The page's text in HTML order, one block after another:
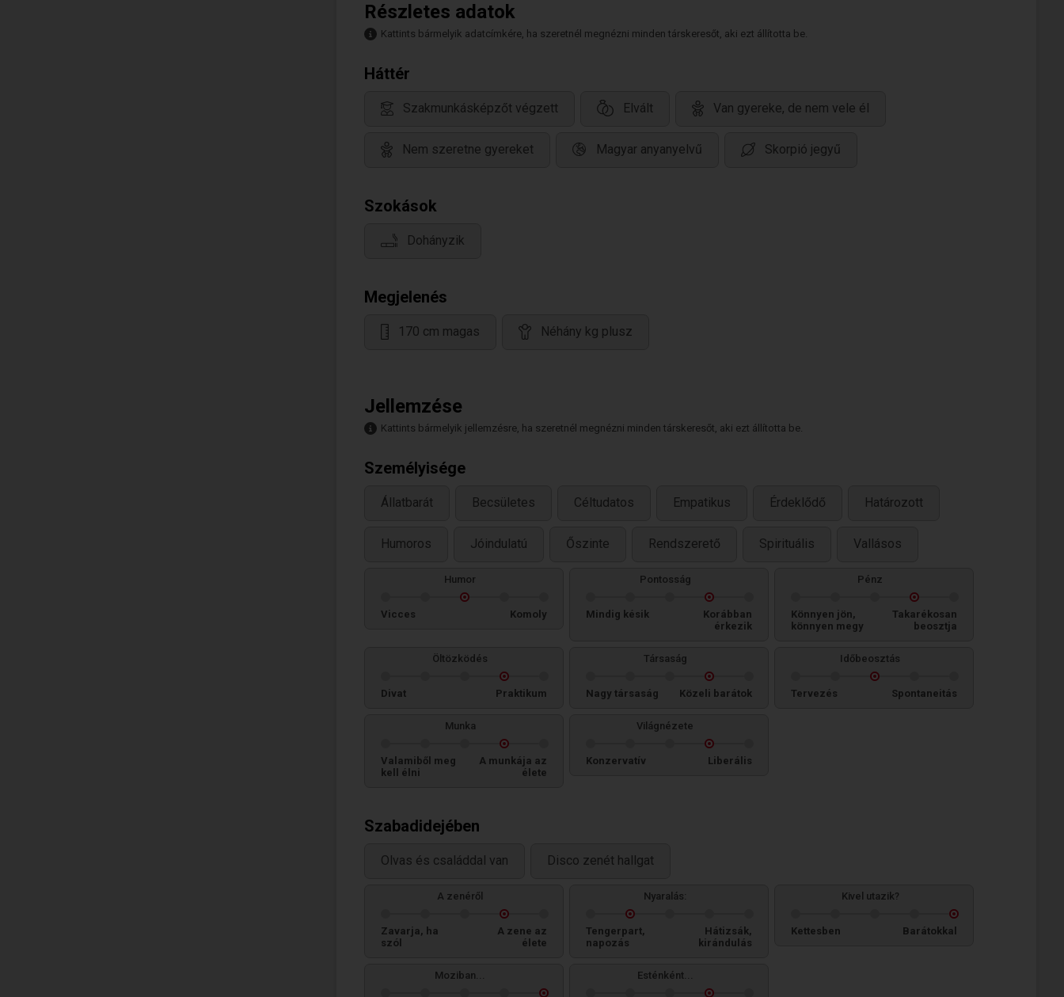
Részletes adatok
Kattints bármelyik adatcímkére, ha szeretnél megnézni minden társkeresőt, aki ezt állította be.
Háttér
Szakmunkásképzőt végzett Elvált Van gyereke, de nem vele él
Nem szeretne gyereket Magyar anyanyelvű Skorpió jegyű
Szokások
Dohányzik
Megjelenés
170 cm magas Néhány kg plusz
Jellemzése
Kattints bármelyik jellemzésre, ha szeretnél megnézni minden társkeresőt, aki ezt állította be.
Személyisége
Állatbarát Becsületes Céltudatos Empatikus Érdeklődő Határozott
Humoros Jóindulatú Őszinte Rendszerető Spirituális Vallásos
Humor
Vicces Komoly
Pontosság
Mindig késik
Korábban
érkezik
Pénz
Könnyen jön,
könnyen megy
Takarékosan
beosztja
Öltözködés
Divat Praktikum
Társaság
Nagy társaság Közeli barátok
Időbeosztás
Tervezés Spontaneitás
Munka
Valamiből meg
kell élni
A munkája az
élete
Világnézete
Konzervatív Liberális
Szabadidejében
Olvas és családdal van Disco zenét hallgat
A zenéről
Zavarja, ha
szól
A zene az
élete
Nyaralás:
Tengerpart,
napozás
Hátizsák,
kirándulás
Kivel utazik?
Kettesben Barátokkal
Moziban... Esténként...